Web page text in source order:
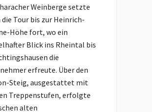
Weinberge setzte
die Tour bis zur Heinrich-
Höhe fort, wo ein
Blick ins Rheintal bis
die
erfreute. Über den
Steig, ausgestattet mit
Treppenstufen, erfolgte
alten